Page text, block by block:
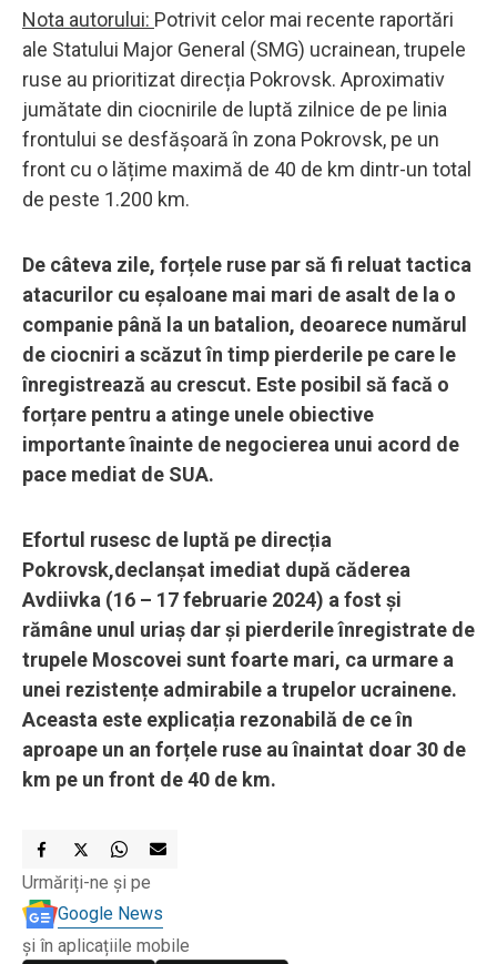
Nota autorului: Potrivit celor mai recente raportări
ale Statului Major General (SMG) ucrainean, trupele
ruse au prioritizat direcția Pokrovsk. Aproximativ
jumătate din ciocnirile de luptă zilnice de pe linia
frontului se desfășoară în zona Pokrovsk, pe un
front cu o lățime maximă de 40 de km dintr-un total
de peste 1.200 km.
De câteva zile, forțele ruse par să fi reluat tactica
atacurilor cu eșaloane mai mari de asalt de la o
companie până la un batalion, deoarece numărul
de ciocniri a scăzut în timp pierderile pe care le
înregistrează au crescut. Este posibil să facă o
forțare pentru a atinge unele obiective
importante înainte de negocierea unui acord de
pace mediat de SUA.
Efortul rusesc de luptă pe direcția
Pokrovsk,declanșat imediat după căderea
Avdiivka (16 – 17 februarie 2024) a fost și
rămâne unul uriaș dar și pierderile înregistrate de
trupele Moscovei sunt foarte mari, ca urmare a
unei rezistențe admirabile a trupelor ucrainene.
Aceasta este explicația rezonabilă de ce în
aproape un an forțele ruse au înaintat doar 30 de
km pe un front de 40 de km.
Urmăriți-ne și pe
Google News
și în aplicațiile mobile